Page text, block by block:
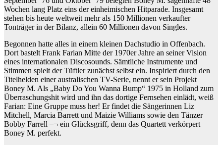
Wochen lang Platz eins der einheimischen Hitparade. Insgesamt
stehen bis heute weltweit mehr als 150 Millionen verkaufter
Tonträger in der Bilanz, allein 60 Millionen davon Singles.
Begonnen hatte alles in einem kleinen Dachstudio in Offenbach.
Dort bastelt Frank Farian Mitte der 1970er Jahre an seiner Vision
eines internationalen Discosounds. Sämtliche Instrumente und
Stimmen spielt der Tüftler zunächst selbst ein. Inspiriert durch den
Titelhelden einer australischen TV-Serie, nennt er sein Projekt
Boney M. Als „Baby Do You Wanna Bump“ 1975 in Holland zum
Überraschungshit wird und ihn das dortige Fernsehen einlädt, weiß
Farian: Eine Gruppe muss her! Er findet die Sängerinnen Liz
Mitchell, Marcia Barrett und Maizie Williams sowie den Tänzer
Bobby Farrell –¬ ein Glücksgriff, denn das Quartett verkörpert
Boney M. perfekt.